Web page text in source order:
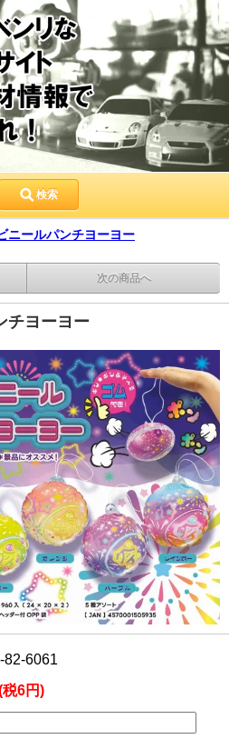
検索
ニールパンチヨーヨー
次の商品へ
チヨーヨー
82-6061
6円)